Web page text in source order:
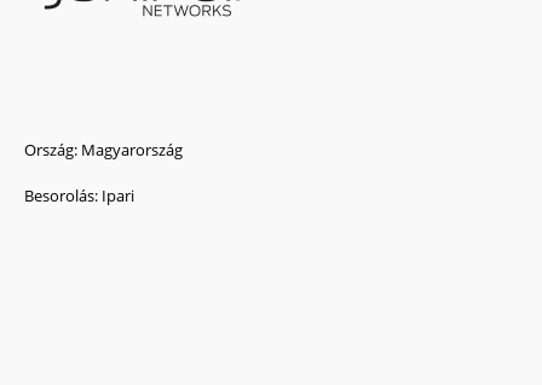
Ország: Magyarország
Besorolás: Ipari